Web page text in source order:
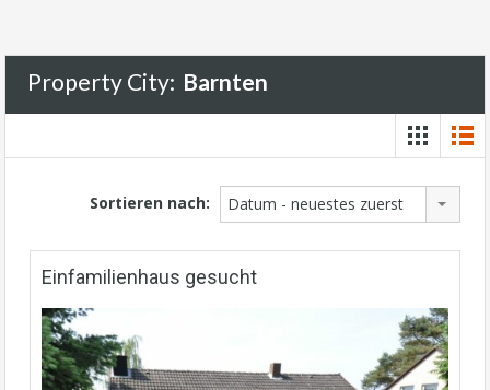
Property City: Barnten
Sortieren nach: Datum - neuestes zuerst
Einfamilienhaus gesucht